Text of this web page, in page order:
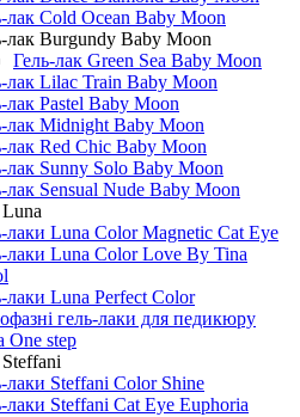
лак Cold Ocean Baby Moon
лак Burgundy Baby Moon
Гель-лак Green Sea Baby Moon
лак Lilac Train Baby Moon
лак Pastel Baby Moon
лак Midnight Baby Moon
лак Red Chic Baby Moon
лак Sunny Solo Baby Moon
лак Sensual Nude Baby Moon
лаки Luna Color Magnetic Cat Eye
лаки Luna Color Love By Tina
лаки Luna Perfect Color
гель-лаки для педикюру
One step
лаки Steffani Color Shine
лаки Steffani Cat Eye Еuphoria